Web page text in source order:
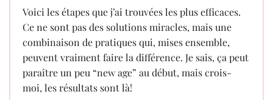
Voici les étapes que j’ai trouvées les plus efficaces.
Ce ne sont pas des solutions miracles, mais une
combinaison de pratiques qui, mises ensemble,
peuvent vraiment faire la différence. Je sais, ça peut
paraître un peu “new age” au début, mais crois-
moi, les résultats sont là!